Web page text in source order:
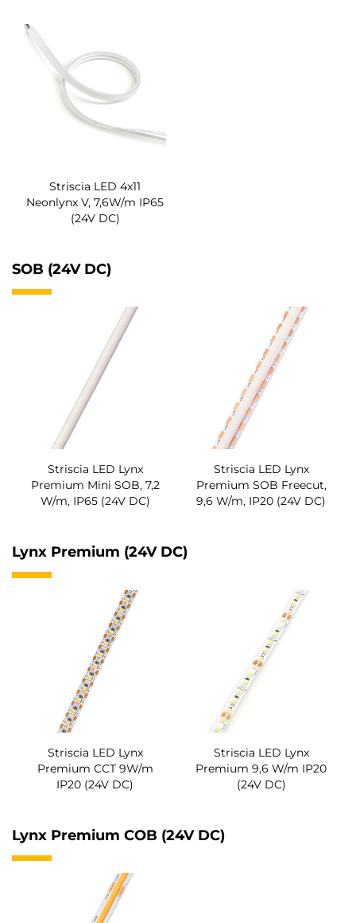
Striscia LED 4x11
Neonlynx V, 7,6W/m IP65
(24V DC)
SOB (24V DC)
Striscia LED Lynx
Premium Mini SOB, 7,2
W/m, IP65 (24V DC)
Striscia LED Lynx
Premium SOB Freecut,
9,6 W/m, IP20 (24V DC)
Lynx Premium (24V DC)
Striscia LED Lynx
Premium CCT 9W/m
IP20 (24V DC)
Striscia LED Lynx
Premium 9,6 W/m IP20
(24V DC)
Lynx Premium COB (24V DC)